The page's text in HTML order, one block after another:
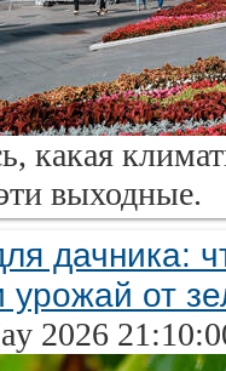
какая
выходные.
дачника:
урожай от
2026